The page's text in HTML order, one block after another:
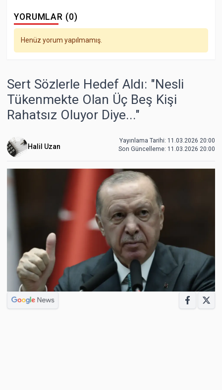
YORUMLAR (0)
Henüz yorum yapılmamış.
Sert Sözlerle Hedef Aldı: "Nesli
Tükenmekte Olan Üç Beş Kişi
Rahatsız Oluyor Diye..."
Halil Uzan
Yayınlama Tarihi: 11.03.2026 20:00
Son Güncelleme: 11.03.2026 20:00